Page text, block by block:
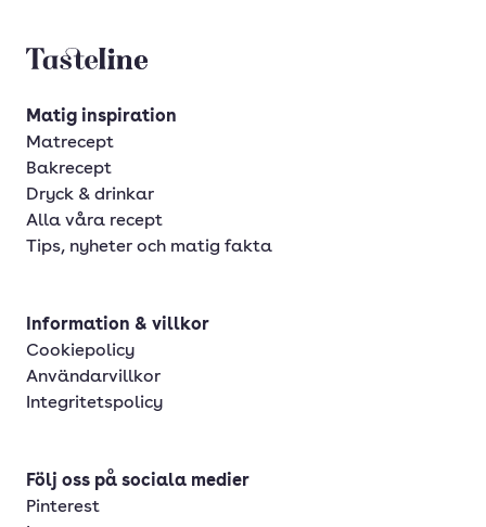
Tasteline startsida
Matig inspiration
Matrecept
Bakrecept
Dryck & drinkar
Alla våra recept
Tips, nyheter och matig fakta
Information & villkor
Cookiepolicy
Användarvillkor
Integritetspolicy
Följ oss på sociala medier
Pinterest